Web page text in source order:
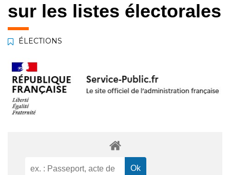
sur les listes électorales
ÉLECTIONS